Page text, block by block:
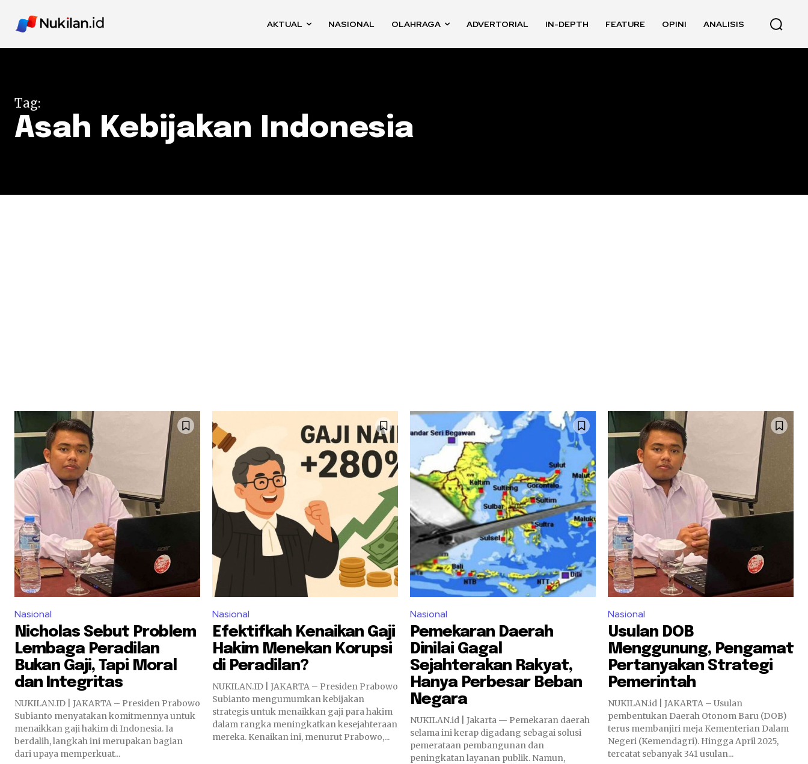
AKTUAL NASIONAL OLAHRAGA ADVERTORIAL IN-DEPTH FEATURE OPINI ANALISIS
Tag:
Asah Kebijakan Indonesia
Nasional
Nicholas Sebut Problem
Lembaga Peradilan
Bukan Gaji, Tapi Moral
dan Integritas
NUKILAN.ID | JAKARTA – Presiden Prabowo
Subianto menyatakan komitmennya untuk
menaikkan gaji hakim di Indonesia. Ia
berdalih, langkah ini merupakan bagian
dari upaya memperkuat...
Nasional
Efektifkah Kenaikan Gaji
Hakim Menekan Korupsi
di Peradilan?
NUKILAN.ID | JAKARTA – Presiden Prabowo
Subianto mengumumkan kebijakan
strategis untuk menaikkan gaji para hakim
dalam rangka meningkatkan kesejahteraan
mereka. Kenaikan ini, menurut Prabowo,...
Nasional
Pemekaran Daerah
Dinilai Gagal
Sejahterakan Rakyat,
Hanya Perbesar Beban
Negara
NUKILAN.id | Jakarta — Pemekaran daerah
selama ini kerap digadang sebagai solusi
pemerataan pembangunan dan
peningkatan layanan publik. Namun,
Nasional
Usulan DOB
Menggunung, Pengamat
Pertanyakan Strategi
Pemerintah
NUKILAN.id | JAKARTA – Usulan
pembentukan Daerah Otonom Baru (DOB)
terus membanjiri meja Kementerian Dalam
Negeri (Kemendagri). Hingga April 2025,
tercatat sebanyak 341 usulan...